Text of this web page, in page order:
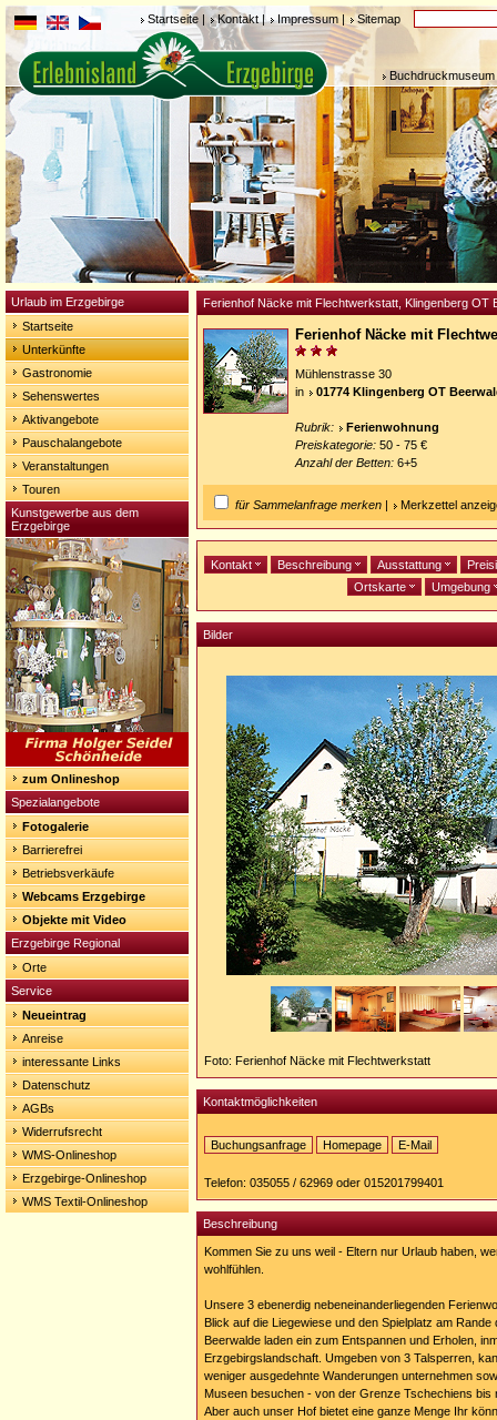
Startseite | Kontakt | Impressum | Sitemap
Urlaub im Erzgebirge
Startseite
Unterkünfte
Gastronomie
Sehenswertes
Aktivangebote
Pauschalangebote
Veranstaltungen
Touren
Kunstgewerbe aus dem
Erzgebirge
zum Onlineshop
Spezialangebote
Fotogalerie
Barrierefrei
Betriebsverkäufe
Webcams Erzgebirge
Objekte mit Video
Erzgebirge Regional
Orte
Service
Neueintrag
Anreise
interessante Links
Datenschutz
AGBs
Widerrufsrecht
WMS-Onlineshop
Erzgebirge-Onlineshop
WMS Textil-Onlineshop
Ferienhof Näcke mit Flechtwerkstatt, Klingenberg OT
Ferienhof Näcke mit
Mühlenstrasse 30
in
01774 Klingenberg OT
Rubrik:
Ferienwohnung
Preiskategorie: 50 - 75 €
Anzahl der Betten: 6+5
für Sammelanfrage merken | Merkzettel
Kontakt Beschreibung Ausstattung
Ortskarte
Umgebung
Bilder
Foto: Ferienhof Näcke mit Flechtwerkstatt
Kontaktmöglichkeiten
Buchungsanfrage
Homepage
https://http://www.ferienhof-
naecke.de
E-Mail
Telefon: 035055 / 62969 oder 015201799401
Beschreibung
Kommen Sie zu uns weil - Eltern nur Urlaub haben,
wohlfühlen.
Unsere 3 ebenerdig nebeneinanderliegenden
Blick auf die Liegewiese und den Spielplatz am
Beerwalde laden ein zum Entspannen und Erholen,
Erzgebirgslandschaft. Umgeben von 3 Talsperren,
weniger ausgedehnte Wanderungen unternehmen
Museen besuchen - von der Grenze Tschechiens bis
Aber auch unser Hof bietet eine ganze Menge Ihr